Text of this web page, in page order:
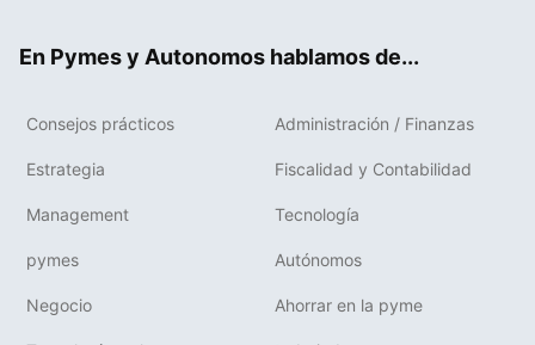
En Pymes y Autonomos hablamos de...
Consejos prácticos Administración / Finanzas
Estrategia Fiscalidad y Contabilidad
Management Tecnología
pymes Autónomos
Negocio Ahorrar en la pyme